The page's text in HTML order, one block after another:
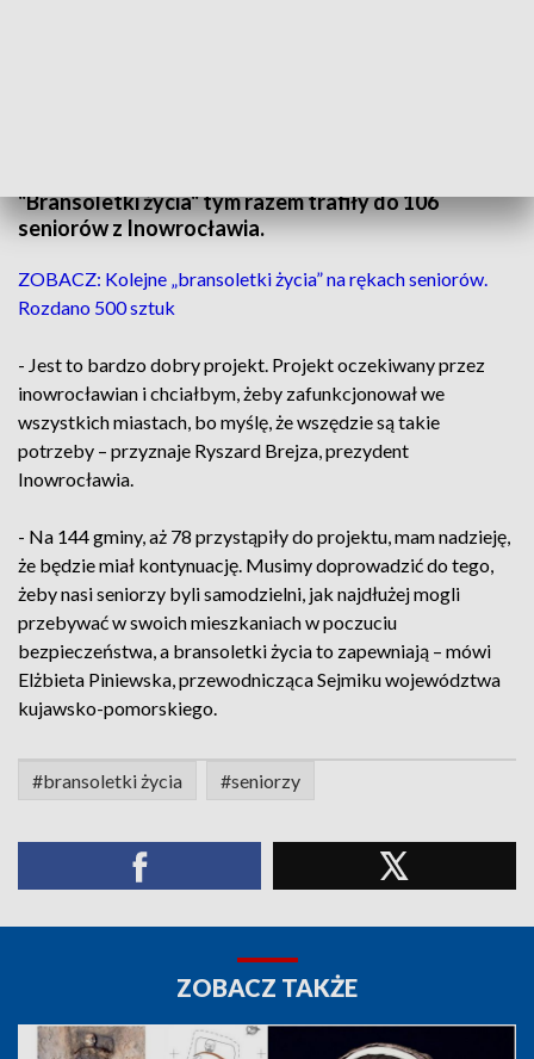
"Bransoletki życia" tym razem trafiły do 106
seniorów z Inowrocławia.
ZOBACZ: Kolejne „bransoletki życia” na rękach seniorów.
Rozdano 500 sztuk
- Jest to bardzo dobry projekt. Projekt oczekiwany przez
inowrocławian i chciałbym, żeby zafunkcjonował we
wszystkich miastach, bo myślę, że wszędzie są takie
potrzeby – przyznaje Ryszard Brejza, prezydent
Inowrocławia.
- Na 144 gminy, aż 78 przystąpiły do projektu, mam nadzieję,
że będzie miał kontynuację. Musimy doprowadzić do tego,
żeby nasi seniorzy byli samodzielni, jak najdłużej mogli
przebywać w swoich mieszkaniach w poczuciu
bezpieczeństwa, a bransoletki życia to zapewniają – mówi
Elżbieta Piniewska, przewodnicząca Sejmiku województwa
kujawsko-pomorskiego.
#bransoletki życia #seniorzy
ZOBACZ TAKŻE